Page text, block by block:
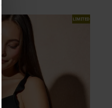
LIMITED